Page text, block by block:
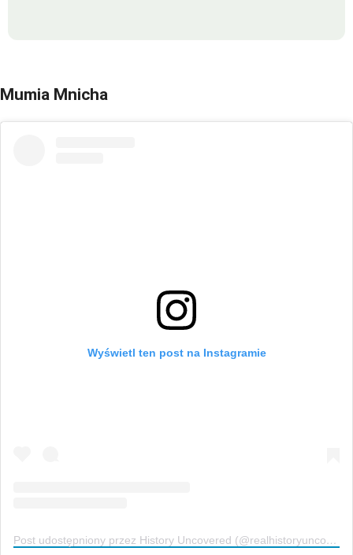
Mumia Mnicha
Wyświetl ten post na Instagramie
Post udostępniony przez History Uncovered (@realhistoryuncovered)